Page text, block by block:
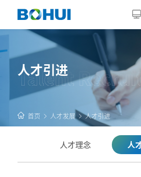
人才引进
首页 人才发展 人才引进
人才理念 人